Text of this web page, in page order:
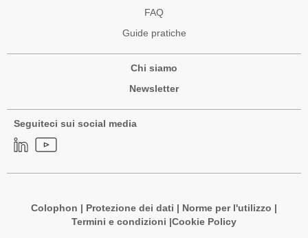
FAQ
Guide pratiche
Chi siamo
Newsletter
Seguiteci sui social media
Colophon | Protezione dei dati | Norme per l'utilizzo |
Termini e condizioni |Cookie Policy